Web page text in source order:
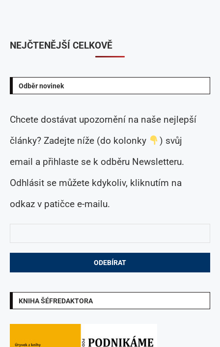
Odběr novinek
Chcete dostávat upozornění na naše nejlepší
články? Zadejte níže (do kolonky
) svůj
email a přihlaste se k odběru Newsletteru.
Odhlásit se můžete kdykoliv, kliknutím na
odkaz v patičce e-mailu.
KNIHA ŠÉFREDAKTORA
NEJČTENĚJŠÍ CELKOVĚ